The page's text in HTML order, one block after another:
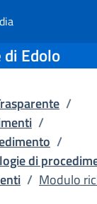
(apre in un'altra
di Edolo
/
/
/
di
/ Modulo